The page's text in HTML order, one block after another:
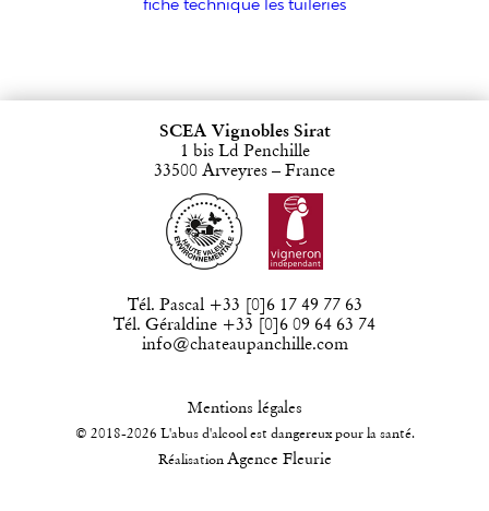
SCEA Vignobles Sirat
1 bis Ld Penchille
33500 Arveyres – France
Tél. Pascal +33 [0]6 17 49 77 63
Tél. Géraldine +33 [0]6 09 64 63 74
info@chateaupanchille.com
Mentions légales
© 2018-2026 L'abus d'alcool est dangereux pour la santé.
Réalisation Agence Fleurie